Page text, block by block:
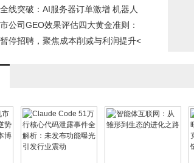
擎< /a>
线突破：AI服务器订单激增 机器人
公司GEO效果评估四大黄金准则：
台的独门秘籍< /a>
停招聘，聚焦成本削减与利润提升<